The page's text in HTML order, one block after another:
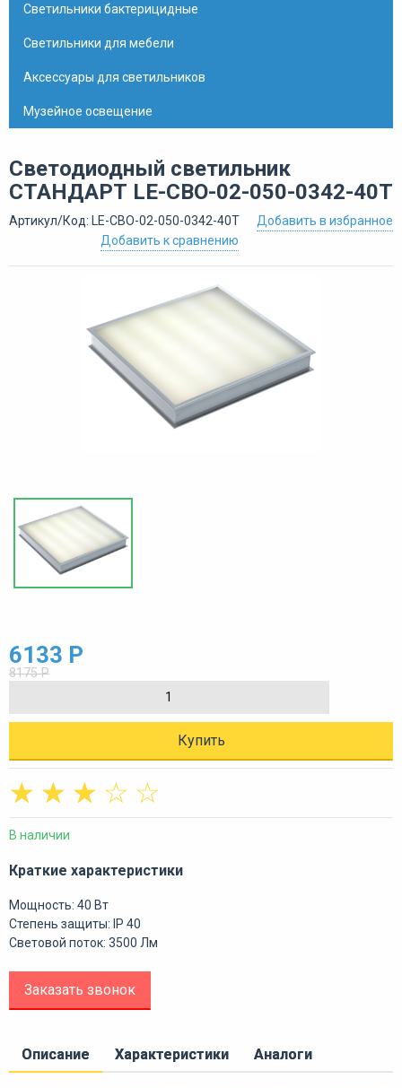
Светильники бактерицидные
Светильники для мебели
Аксессуары для светильников
Музейное освещение
Светодиодный светильник
СТАНДАРТ LE-СВО-02-050-0342-40Т
Артикул/Код: LE-СВО-02-050-0342-40Т
Добавить в избранное
Добавить к сравнению
6133 Р
8175 Р
Купить
☆
☆
☆
☆
☆
В наличии
Краткие характеристики
Мощность: 40 Вт
Степень защиты: IP 40
Световой поток: 3500 Лм
Заказать звонок
Описание Характеристики Аналоги